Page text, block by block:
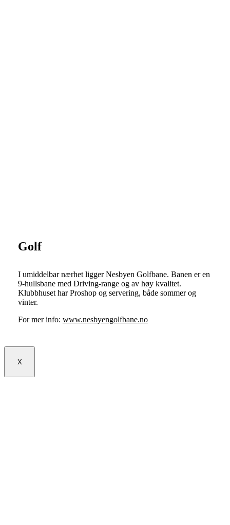
Golf
I umiddelbar nærhet ligger Nesbyen Golfbane. Banen er en
9-hullsbane med Driving-range og av høy kvalitet.
Klubbhuset har Proshop og servering, både sommer og
vinter.
For mer info: www.nesbyengolfbane.no
X